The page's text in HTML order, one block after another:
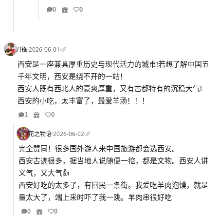
0 0
刀锋·2026-06-01·
西安是一座兼具厚重历史与现代活力的城市!若想了解中国五
千年文明，西安是绕不开的一站！
西安人既有西北人的豪爽厚重，又有古都特有的沉稳大气!
西安的小吃，太丰富了，最爱羊汤！！！
1 0
花之物语·2026-06-02·
完全赞同！很多国外游人来中国旅游都会选西安。
西安古迹很多，据当地人说随便一挖，都是文物。西安人讲
义气，又大气👍
西安好吃的太多了，有回民一条街。我爱吃羊肉泡馍，就是
量太大了，端上来时吓了我一跳。羊肉串很好吃
0 0